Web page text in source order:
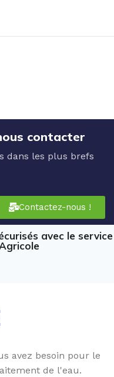
contacter
dans les plus brefs
Contactez-nous !
avec le service
avez besoin pour le
de l'eau.